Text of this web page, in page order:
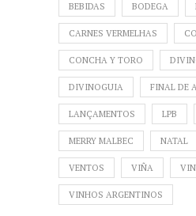
BEBIDAS BODEGA
CARNES VERMELHAS
CONCHA Y TORO
DIVINOGUIA FINAL DE
LANÇAMENTOS LPB
MERRY MALBEC NATAL
VENTOS VIÑA
VINHOS ARGENTINOS